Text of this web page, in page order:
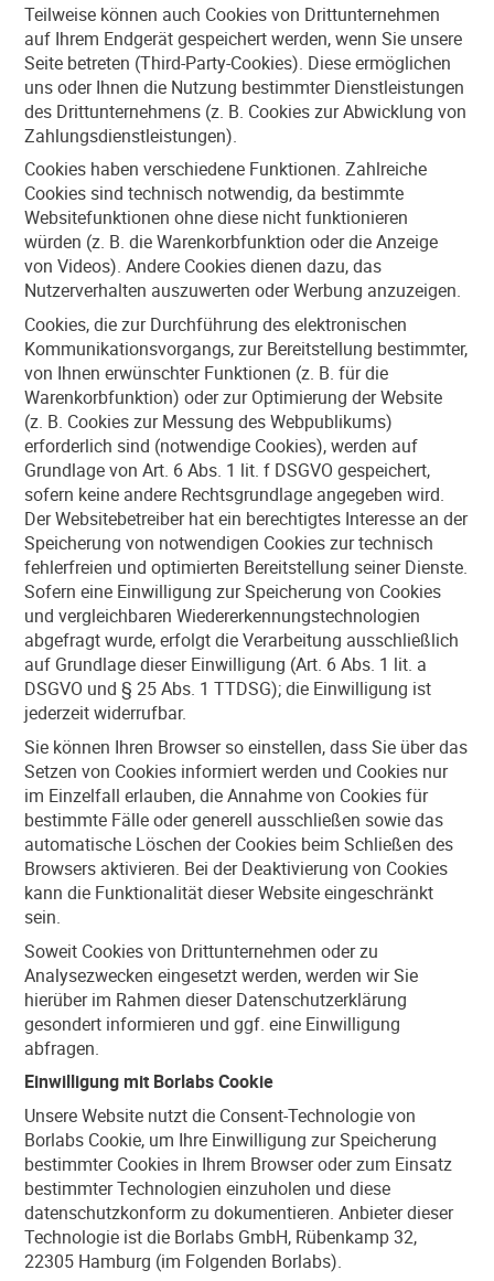
Teilweise können auch Cookies von Drittunternehmen
auf Ihrem Endgerät gespeichert werden, wenn Sie unsere
Seite betreten (Third-Party-Cookies). Diese ermöglichen
uns oder Ihnen die Nutzung bestimmter Dienstleistungen
des Drittunternehmens (z. B. Cookies zur Abwicklung von
Zahlungsdienstleistungen).
Cookies haben verschiedene Funktionen. Zahlreiche
Cookies sind technisch notwendig, da bestimmte
Websitefunktionen ohne diese nicht funktionieren
würden (z. B. die Warenkorbfunktion oder die Anzeige
von Videos). Andere Cookies dienen dazu, das
Nutzerverhalten auszuwerten oder Werbung anzuzeigen.
Cookies, die zur Durchführung des elektronischen
Kommunikationsvorgangs, zur Bereitstellung bestimmter,
von Ihnen erwünschter Funktionen (z. B. für die
Warenkorbfunktion) oder zur Optimierung der Website
(z. B. Cookies zur Messung des Webpublikums)
erforderlich sind (notwendige Cookies), werden auf
Grundlage von Art. 6 Abs. 1 lit. f DSGVO gespeichert,
sofern keine andere Rechtsgrundlage angegeben wird.
Der Websitebetreiber hat ein berechtigtes Interesse an der
Speicherung von notwendigen Cookies zur technisch
fehlerfreien und optimierten Bereitstellung seiner Dienste.
Sofern eine Einwilligung zur Speicherung von Cookies
und vergleichbaren Wiedererkennungstechnologien
abgefragt wurde, erfolgt die Verarbeitung ausschließlich
auf Grundlage dieser Einwilligung (Art. 6 Abs. 1 lit. a
DSGVO und § 25 Abs. 1 TTDSG); die Einwilligung ist
jederzeit widerrufbar.
Sie können Ihren Browser so einstellen, dass Sie über das
Setzen von Cookies informiert werden und Cookies nur
im Einzelfall erlauben, die Annahme von Cookies für
bestimmte Fälle oder generell ausschließen sowie das
automatische Löschen der Cookies beim Schließen des
Browsers aktivieren. Bei der Deaktivierung von Cookies
kann die Funktionalität dieser Website eingeschränkt
sein.
Soweit Cookies von Drittunternehmen oder zu
Analysezwecken eingesetzt werden, werden wir Sie
hierüber im Rahmen dieser Datenschutzerklärung
gesondert informieren und ggf. eine Einwilligung
abfragen.
Einwilligung mit Borlabs Cookie
Unsere Website nutzt die Consent-Technologie von
Borlabs Cookie, um Ihre Einwilligung zur Speicherung
bestimmter Cookies in Ihrem Browser oder zum Einsatz
bestimmter Technologien einzuholen und diese
datenschutzkonform zu dokumentieren. Anbieter dieser
Technologie ist die Borlabs GmbH, Rübenkamp 32,
22305 Hamburg (im Folgenden Borlabs).